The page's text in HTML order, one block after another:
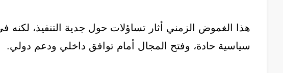
هذا الغموض الزمني أثار تساؤلات حول جدية التنفيذ، لكنه
سياسية حادة، وفتح المجال أمام توافق داخلي ودعم دولي.